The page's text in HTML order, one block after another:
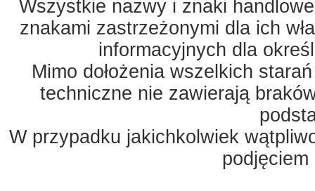
Wszystkie nazwy i znaki
znakami zastrzeżonymi dla ich
informacyjnych dla
Mimo dołożenia wszelkich
techniczne nie zawierają
W przypadku jakichkolwiek